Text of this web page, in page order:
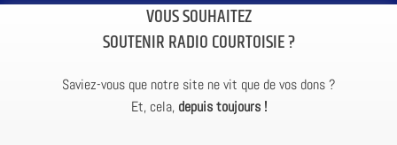
VOUS SOUHAITEZ
SOUTENIR RADIO COURTOISIE ?
Saviez-vous que notre site ne vit que de vos dons ?
Et, cela, depuis toujours !